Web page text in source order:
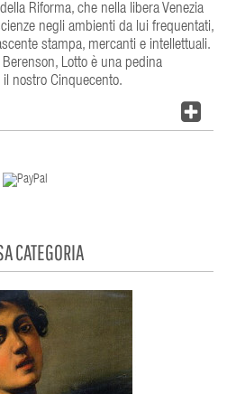
Riforma, che nella libera Venezia
negli ambienti da lui frequentati,
stampa, mercanti e intellettuali.
Lotto è una pedina
nostro Cinquecento.
CATEGORIA